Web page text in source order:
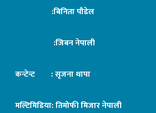
:बिनिता पौडेल
:जिबन नेपाली
कन्टेन्ट : सृजना थापा
मल्टिमिडिया: तिमोफी मिजार नेपाली